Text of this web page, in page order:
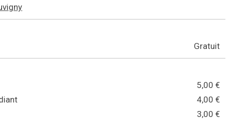
Gratuit
5,00 €
4,00 €
3,00 €